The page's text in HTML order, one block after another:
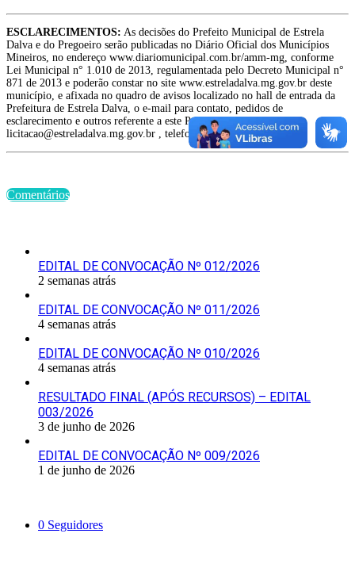
ESCLARECIMENTOS: As decisões do Prefeito Municipal de Estrela
Dalva e do Pregoeiro serão publicadas no Diário Oficial dos Municípios
Mineiros, no endereço www.diariomunicipal.com.br/amm-mg, conforme
Lei Municipal n° 1.010 de 2013, regulamentada pelo Decreto Municipal n°
871 de 2013 e poderão constar no site www.estreladalva.mg.gov.br deste
município, e afixada no quadro de avisos localizado no hall de entrada da
Prefeitura de Estrela Dalva, o e-mail para contato, pedidos de
esclarecimento e outros referente a este Pregão é
licitacao@estreladalva.mg.gov.br , telefone (32) 3464-1181.
Comentários
EDITAL DE CONVOCAÇÃO Nº 012/2026
2 semanas atrás
EDITAL DE CONVOCAÇÃO Nº 011/2026
4 semanas atrás
EDITAL DE CONVOCAÇÃO Nº 010/2026
4 semanas atrás
RESULTADO FINAL (APÓS RECURSOS) – EDITAL
003/2026
3 de junho de 2026
EDITAL DE CONVOCAÇÃO Nº 009/2026
1 de junho de 2026
0 Seguidores